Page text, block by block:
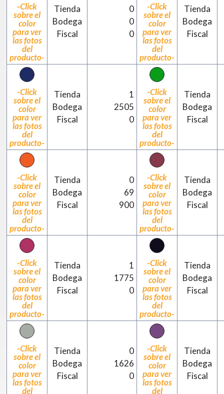
-Click
sobre el
color
para ver
las fotos
del
producto-
Tienda
Bodega
Fiscal
0
0
0
-Click
sobre el
color
para ver
las fotos
del
producto-
Tienda
Bodega
Fiscal
-Click
sobre el
color
para ver
las fotos
del
producto-
Tienda
Bodega
Fiscal
1
2505
0
-Click
sobre el
color
para ver
las fotos
del
producto-
Tienda
Bodega
Fiscal
-Click
sobre el
color
para ver
las fotos
del
producto-
Tienda
Bodega
Fiscal
0
69
900
-Click
sobre el
color
para ver
las fotos
del
producto-
Tienda
Bodega
Fiscal
-Click
sobre el
color
para ver
las fotos
del
producto-
Tienda
Bodega
Fiscal
1
1775
0
-Click
sobre el
color
para ver
las fotos
del
producto-
Tienda
Bodega
Fiscal
-Click
sobre el
color
para ver
las fotos
del
Tienda
Bodega
Fiscal
0
1626
0
-Click
sobre el
color
para ver
las fotos
del
Tienda
Bodega
Fiscal